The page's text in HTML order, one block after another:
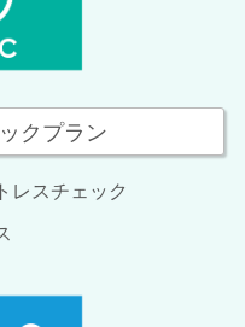
クプラン
レスチェック